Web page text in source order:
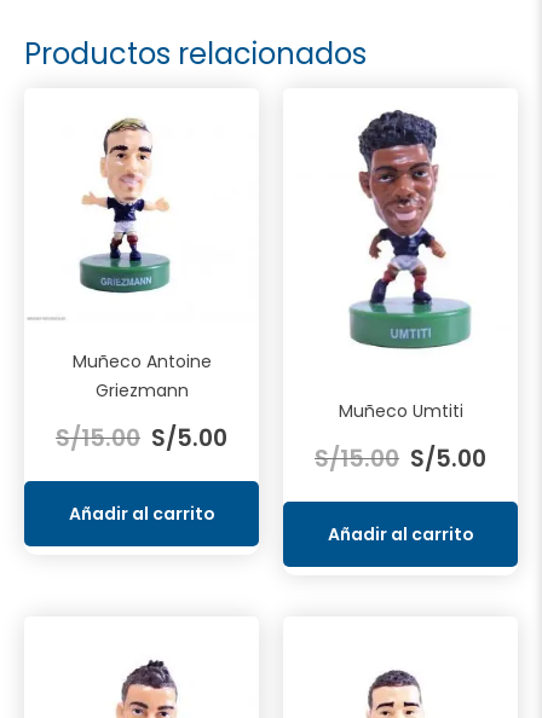
Productos relacionados
Muñeco Antoine
Griezmann
S/15.00 precio
original
era:
S/15.00.
S/5.00
actual
S/5.00.
Añadir al carrito
Muñeco Umtiti
S/15.00 precio
original
era:
S/15.00.
S/5.00
S/
Añadir al carrito